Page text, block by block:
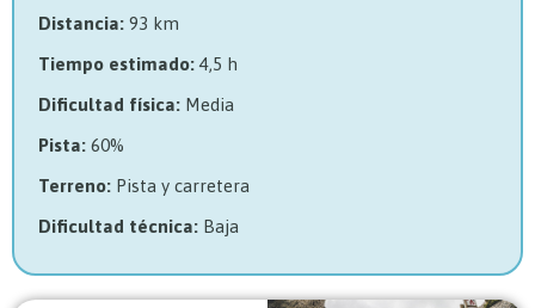
Distancia: 93 km
Tiempo estimado: 4,5 h
Dificultad física: Media
Pista: 60%
Terreno: Pista y carretera
Dificultad técnica: Baja